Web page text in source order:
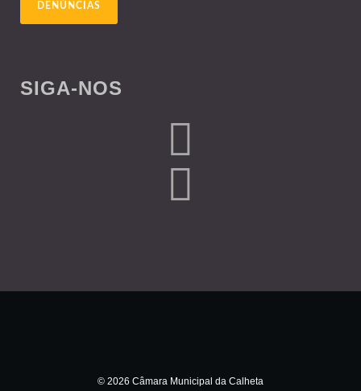
DENÚNCIAS
SIGA-NOS
© 2026 Câmara Municipal da Calheta